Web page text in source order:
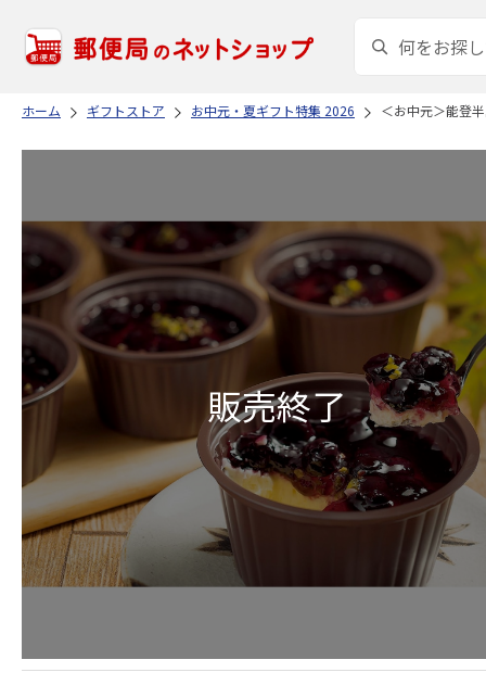
ホーム ギフトストア お中元・夏ギフト特集 2026 ＜お中元＞能登